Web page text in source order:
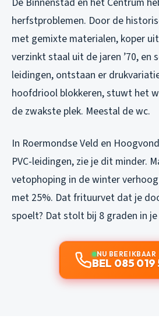
herfstproblemen. Door de
met gemixte materialen, koper uit
verzinkt staal uit de jaren ’70, en
leidingen, ontstaan er
hoofdriool blokkeren, stuwt het
de zwakste plek. Meestal de wc.
In Roermondse Veld en
PVC-leidingen, zie je dit minder.
vetophoping in de winter
met 25%. Dat frituurvet dat je
spoelt? Dat stolt bij 8 graden in
NU BEREIKBAAR
BEL 085 019